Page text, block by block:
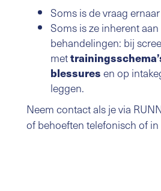
Soms is de vraag
Soms is ze inherent
behandelingen: bij
met
blessures en op
leggen.
Neem contact als je via
of behoeften telefonisch of